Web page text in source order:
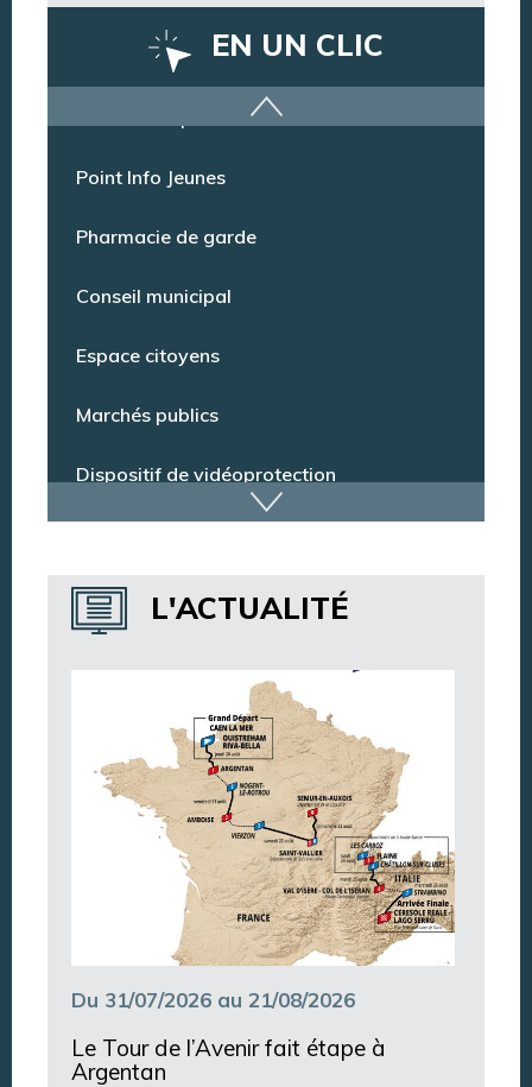
EN UN CLIC
Dispositif de vidéoprotection
Annuaire des services
Annuaire des associations
Argentan Aujourd’hui
L'ACTUALITÉ
Du 31/07/2026 au 21/08/2026
Le Tour de l’Avenir fait étape à
Argentan